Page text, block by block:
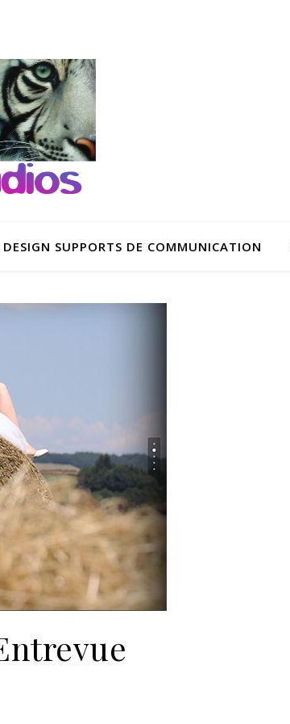
DESIGN SUPPORTS DE COMMUNICATION